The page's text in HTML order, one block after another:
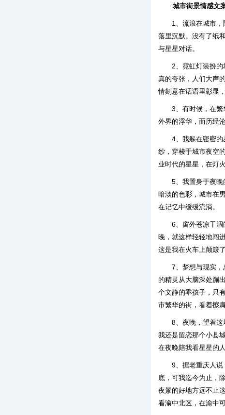
城市街景情感文
1、流浪在城市
落里沉默。没有了纸
与星星对话。
2、霓虹灯装扮
真的夸张，人们大声
情刻意在话语里彰显
3、有时候，在
外界的浮华，而历经
4、我躲在密密
纱，穿梭于城市夜空
业时代的星星，在灯
5、我置身于夜
暗淡的色彩，城市在
在记忆中缓缓流淌。
6、窗外苍凉干
晚，就这样轻轻地闯
这是我在火车上颠簸
7、梦想与现实
的精灵从大脑深处蹦
个文静的乖孩子，只
市繁华的街，看着擦
8、夜晚，望着这
我还是留恋那个小县
在夜晚陪我看星星的人
9、据老重庆人
底，可我迄今为止，
夜景的好地方远不止
看渝中北区，在渝中